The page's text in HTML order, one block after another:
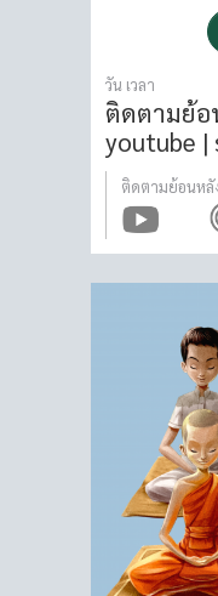
วัน เวลา
ติดตามย้อ
youtube |
ติดตามย้อนหลั